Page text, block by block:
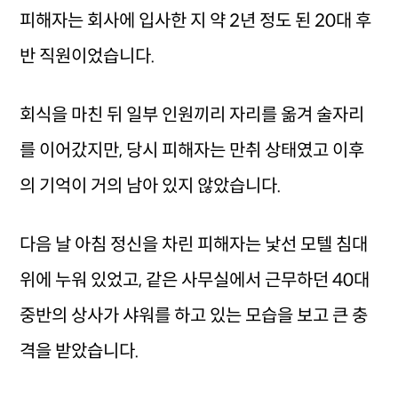
피해자는 회사에 입사한 지 약 2년 정도 된 20대 후
반 직원이었습니다.
회식을 마친 뒤 일부 인원끼리 자리를 옮겨 술자리
를 이어갔지만, 당시 피해자는 만취 상태였고 이후
의 기억이 거의 남아 있지 않았습니다.
다음 날 아침 정신을 차린 피해자는 낯선 모텔 침대
위에 누워 있었고, 같은 사무실에서 근무하던 40대
중반의 상사가 샤워를 하고 있는 모습을 보고 큰 충
격을 받았습니다.